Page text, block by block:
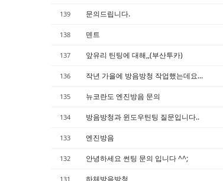
139 문의드립니다.
138 덴트
137 앞유리 틴팅에 대해,,(부산투카)
136 작년 가을에 방음방청 작업했는데요...
135 뉴코란도 엔진방음 문의
134 방음방청과 윈도우틴팅 질문입니다..
133 엔진방음
132 안녕하세요 썬팅 문의 입니다 ^^;
131 하체방음방청
Sketchbook5, 스케치북5
Sketchbook5, 스케치북5